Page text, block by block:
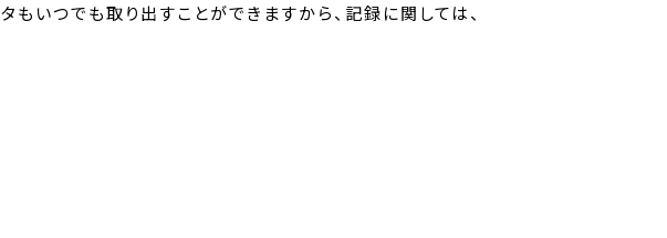
いつでも取り出すことができますから、記録に関しては、